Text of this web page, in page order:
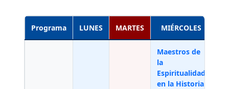
Programa LUNES MARTES MIÉRCOLES
Maestros de
la
Espiritualidad
en la Historia